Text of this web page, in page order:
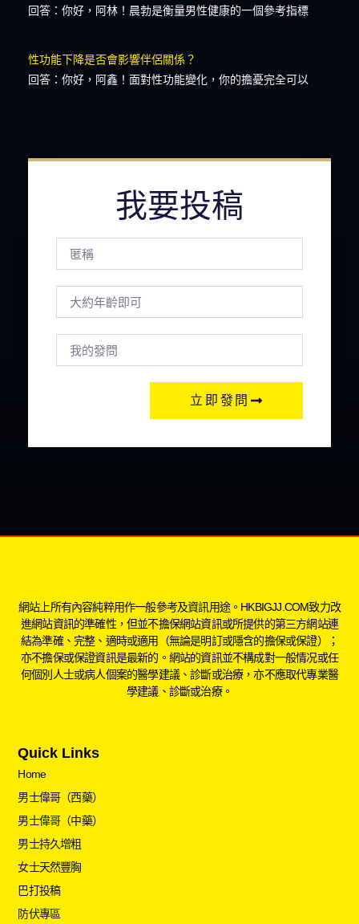
回答：你好，阿林！晨勃是衡量男性健康的一個參考指標
性功能下降是否會影響伴侶關係？
回答：你好，阿鑫！面對性功能變化，你的擔憂完全可以
我要投稿
立即發問
網站上所有內容純粹用作一般參考及資訊用途。HKBIGJJ.COM致力改
進網站資訊的準確性，但並不擔保網站資訊或所提供的第三方網站連
結為準確、完整、適時或適用（無論是明訂或隱含的擔保或保證）；
亦不擔保或保證資訊是最新的。網站的資訊並不構成對一般情况或任
何個別人士或病人個案的醫學建議、診斷或治療，亦不應取代專業醫
學建議、診斷或治療。
Quick Links
Home
男士偉哥（西藥）
男士偉哥（中藥）
男士持久增粗
女士天然豐胸
巴打投稿
防伏專區